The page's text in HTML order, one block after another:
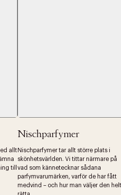
allt
till
Nischparfymer
Nischparfymer tar allt större plats i
skönhetsvärlden. Vi tittar närmare på
vad som kännetecknar sådana
parfymvarumärken, varför de har fått
medvind – och hur man väljer den helt
rätta.